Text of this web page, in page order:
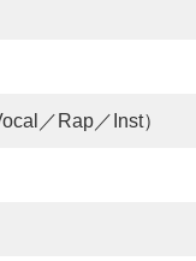
／Rap／Inst）